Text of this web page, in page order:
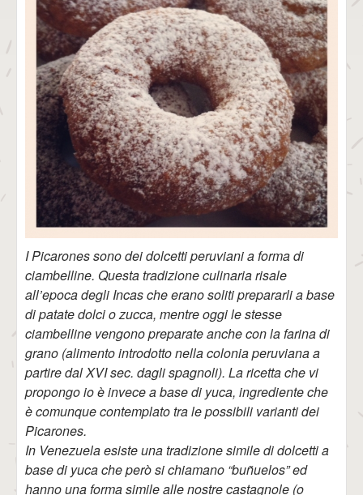
I Picarones sono dei dolcetti peruviani a forma di
ciambelline. Questa tradizione culinaria risale
all’epoca degli Incas che erano soliti prepararli a base
di patate dolci o zucca, mentre oggi le stesse
ciambelline vengono preparate anche con la farina di
grano (alimento introdotto nella colonia peruviana a
partire dal XVI sec. dagli spagnoli). La ricetta che vi
propongo io è invece a base di yuca, ingrediente che
è comunque contemplato tra le possibili varianti dei
Picarones.
In Venezuela esiste una tradizione simile di dolcetti a
base di yuca che però si chiamano “buñuelos” ed
hanno una forma simile alle nostre castagnole (o